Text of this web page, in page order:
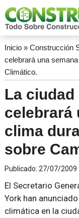
Inicio» Construcción
celebrará una
Climático.
La ciudad
celebrará
clima
sobre
Publicado: 27/07/2009
El Secretario
York han
climática en la